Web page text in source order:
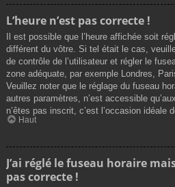
L’heure n’est pas correcte !
Il est possible que l’heure affichée soit
différent du vôtre. Si tel était le cas,
de contrôle de l’utilisateur et régler le
zone adéquate, par exemple Londres,
Veuillez noter que le réglage du fuseau
autres paramètres, n’est accessible
n’êtes pas inscrit, c’est l’occasion idéale
Haut
J’ai réglé le fuseau horaire
pas correcte !